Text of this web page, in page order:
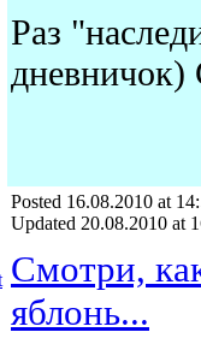
Раз
Posted 16.08.2010 at
Updated 20.08.2010 at
Смотри,
яблонь...